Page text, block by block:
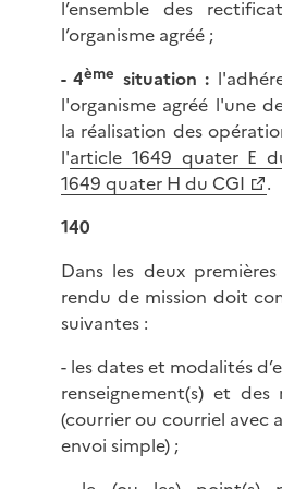
l’ensemble des
l’organisme agréé ;
- 4ème situation :
l'organisme agréé l'une
la réalisation des
l'article 1649 quater E
1649 quater H du CGI
.
140
Dans les deux
rendu de mission doit
suivantes :
- les dates et modalités
renseignement(s) et
(courrier ou courriel avec
envoi simple) ;